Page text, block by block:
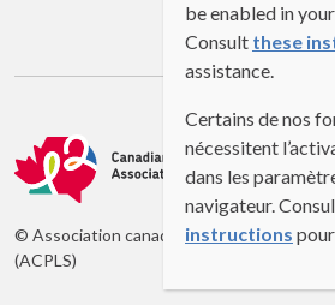
© Association canadienne des professeurs
(ACPLS)
be enabled in
Consult these
assistance.
Certains de nos
nécessitent
dans les
navigateur.
instructions